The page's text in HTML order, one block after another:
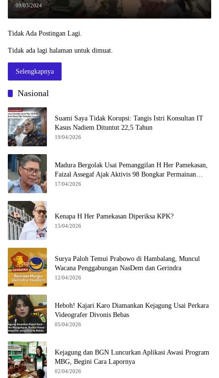
09/03/2024
Tidak Ada Postingan Lagi.
Tidak ada lagi halaman untuk dimuat.
Selengkapnya
Nasional
Suami Saya Tidak Korupsi: Tangis Istri Konsultan IT
Kasus Nadiem Dituntut 22,5 Tahun
19/04/2026
Madura Bergolak Usai Pemanggilan H Her Pamekasan,
Faizal Assegaf Ajak Aktivis 98 Bongkar Permainan
KPK
17/04/2026
Kenapa H Her Pamekasan Diperiksa KPK?
15/04/2026
Surya Paloh Temui Prabowo di Hambalang, Muncul
Wacana Penggabungan NasDem dan Gerindra
12/04/2026
Heboh! Kajari Karo Diamankan Kejagung Usai Perkara
Videografer Divonis Bebas
05/04/2026
Kejagung dan BGN Luncurkan Aplikasi Awasi Program
MBG, Begini Cara Lapornya
02/04/2026